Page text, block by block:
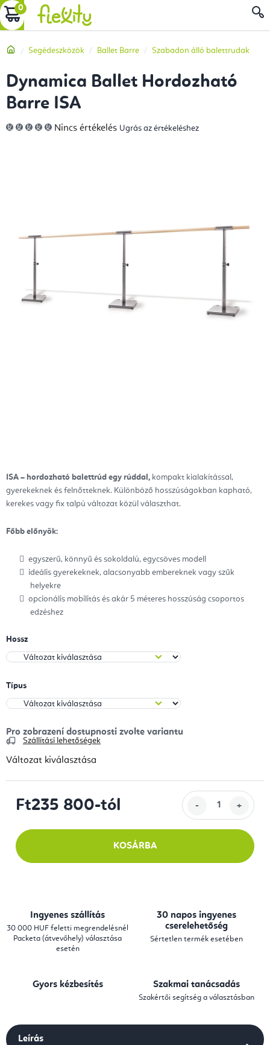
Ugrás
a
tartalomhoz
KOSÁR
Kezdőlap
Segédeszközök Ballet Barre Szabadon álló balettrudak
ISA – hordozható balettrúd egy rúddal, kompakt kialakítással,
gyerekeknek és felnőtteknek. Különböző hosszúságokban kapható,
kerekes vagy fix talpú változat közül választhat.
Főbb előnyök:
egyszerű, könnyű és sokoldalú, egycsöves modell
ideális gyerekeknek, alacsonyabb embereknek vagy szűk
helyekre
opcionális mobilitás és akár 5 méteres hosszúság csoportos
edzéshez
Hossz
Típus
Szállítási lehetőségek
Változat kiválasztása
Ft235 800-tól
KOSÁRBA
Dynamica Ballet Hordozható
Barre ISA
A
termék
Nincs értékelés Ugrás az értékeléshez
Ingyenes szállítás
30 000 HUF feletti megrendelésnél
Packeta (átvevőhely) választása
esetén
30 napos ingyenes
cserelehetőség
Sértetlen termék esetében
Gyors kézbesítés Szakmai tanácsadás
Szakértői segítség a választásban
Leírás